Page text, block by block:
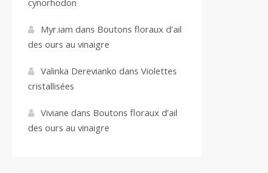
Myr.iam dans Boutons floraux d’ail
des ours au vinaigre
Valinka Derevianko dans Violettes
cristallisées
Viviane dans Boutons floraux d’ail
des ours au vinaigre